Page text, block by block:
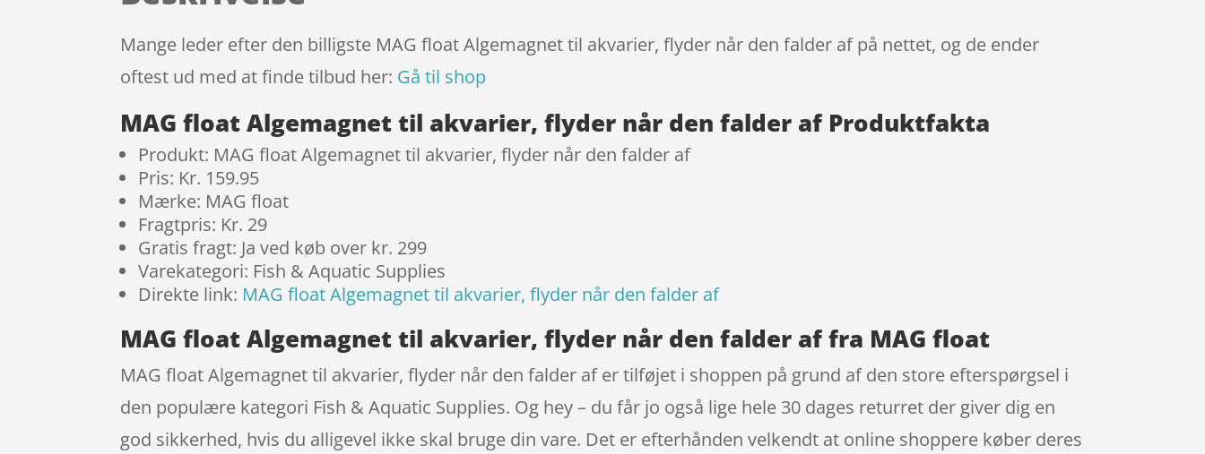
mmelser
Mange leder efter den billigste MAG float Algemagnet til akvarier, flyder når den falder af på nettet, og de ender
oftest ud med at finde tilbud her: Gå til shop
MAG float Algemagnet til akvarier, flyder når den falder af Produktfakta
Produkt: MAG float Algemagnet til akvarier, flyder når den falder af
Pris: Kr. 159.95
Mærke: MAG float
Fragtpris: Kr. 29
Gratis fragt: Ja ved køb over kr. 299
Varekategori: Fish & Aquatic Supplies
Direkte link: MAG float Algemagnet til akvarier, flyder når den falder af
MAG float Algemagnet til akvarier, flyder når den falder af fra MAG float
MAG float Algemagnet til akvarier, flyder når den falder af er tilføjet i shoppen på grund af den store efterspørgsel i
den populære kategori Fish & Aquatic Supplies. Og hey – du får jo også lige hele 30 dages returret der giver dig en
god sikkerhed, hvis du alligevel ikke skal bruge din vare. Det er efterhånden velkendt at online shoppere køber deres